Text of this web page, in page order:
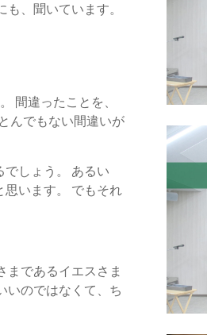
、聞いています。
間違ったことを、
んでもない間違いが
しょう。 あるい
います。 でもそれ
まであるイエスさま
いのではなくて、ち